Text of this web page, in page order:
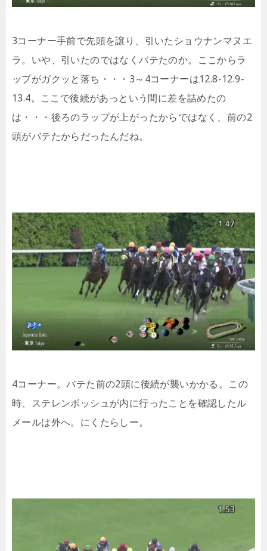
3コーナー手前で先頭を譲り、引いたショウナンマヌエ
ラ。いや、引いたのではなくバテたのか。ここからラ
ップがガクッと落ち・・・3～4コーナーは12.8-12.9-
13.4。ここで後続があっという間に差を詰めたの
は・・・後ろのラップが上がったからではなく、前の2
頭がバテたからだったんだね。
4コーナー。バテた前の2頭に後続が襲いかかる。この
時、ステレンボッシュが内に行ったことを確認したル
メールは外へ。にくたらしー。